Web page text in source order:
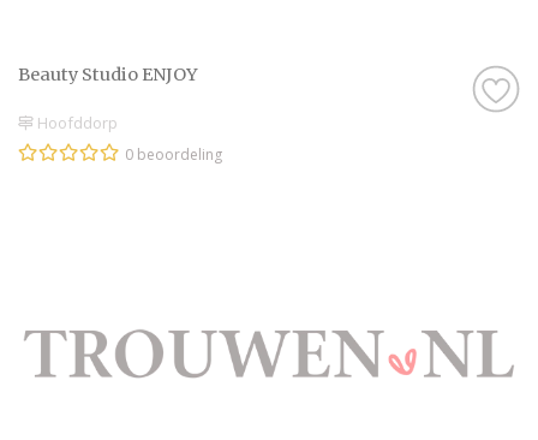
Beauty Studio ENJOY
Hoofddorp
0 beoordeling